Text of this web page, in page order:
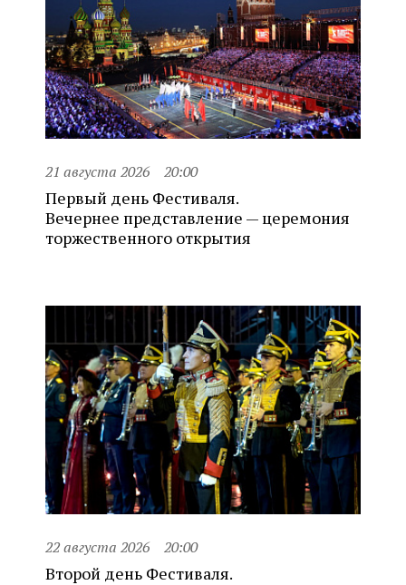
21 августа 2026 20:00
Первый день Фестиваля.
Вечернее представление — церемония
торжественного открытия
22 августа 2026 20:00
Второй день Фестиваля.